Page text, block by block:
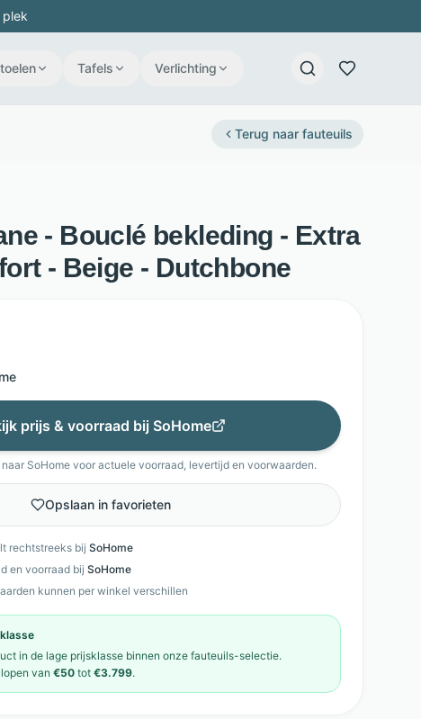
plek
Tafels Verlichting
Terug naar fauteuils
- Bouclé bekleding - Extra
- Beige - Dutchbone
prijs & voorraad bij SoHome
SoHomevoor actuele voorraad, levertijd en voorwaarden.
Opslaan in favorieten
rechtstreeks bij SoHome
en voorraad bij SoHome
kunnen per winkel verschillen
in de lage prijsklasse binnen onze fauteuils-selectie.
lopen van €50 tot €3.799.